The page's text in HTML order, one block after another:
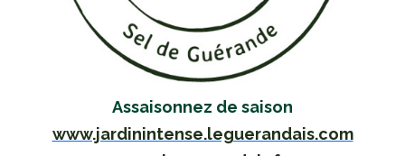
Assaisonnez de saison
www.jardinintense.leguerandais.com